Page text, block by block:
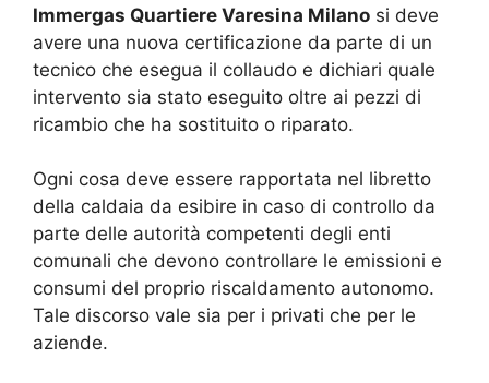
Immergas Quartiere Varesina Milano si deve
avere una nuova certificazione da parte di un
tecnico che esegua il collaudo e dichiari quale
intervento sia stato eseguito oltre ai pezzi di
ricambio che ha sostituito o riparato.
Ogni cosa deve essere rapportata nel libretto
della caldaia da esibire in caso di controllo da
parte delle autorità competenti degli enti
comunali che devono controllare le emissioni e
consumi del proprio riscaldamento autonomo.
Tale discorso vale sia per i privati che per le
aziende.